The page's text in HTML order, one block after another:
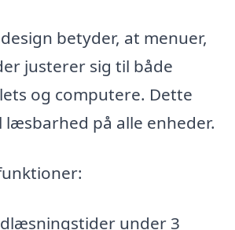
betyder, at menuer,
justerer sig til både
og computere. Dette
på alle enheder.
under 3